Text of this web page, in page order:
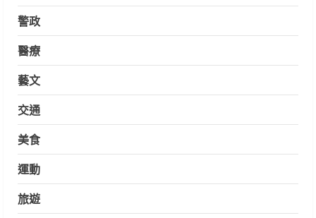
警政
醫療
藝文
交通
美食
運動
旅遊